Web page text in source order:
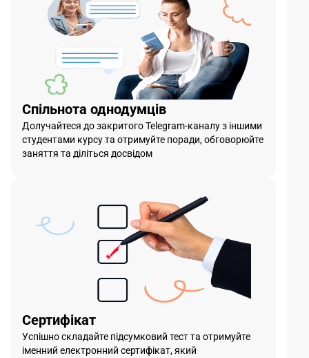
Спільнота однодумців
Долучайтеся до закритого Telegram-каналу з іншими
студентами курсу та отримуйте поради, обговорюйте
заняття та діліться досвідом
Сертифікат
Успішно складайте підсумковий тест та отримуйте
іменний електронний сертифікат, який